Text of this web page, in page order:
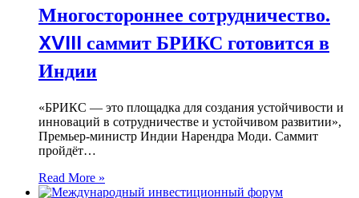
Многостороннее сотрудничество.
XVIII саммит БРИКС готовится в
Индии
«БРИКС — это площадка для создания устойчивости и
инноваций в сотрудничестве и устойчивом развитии»,
Премьер-министр Индии Нарендра Моди. Саммит
пройдёт…
Read More »